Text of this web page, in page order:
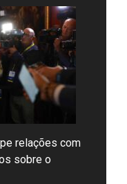
relações com
sobre o